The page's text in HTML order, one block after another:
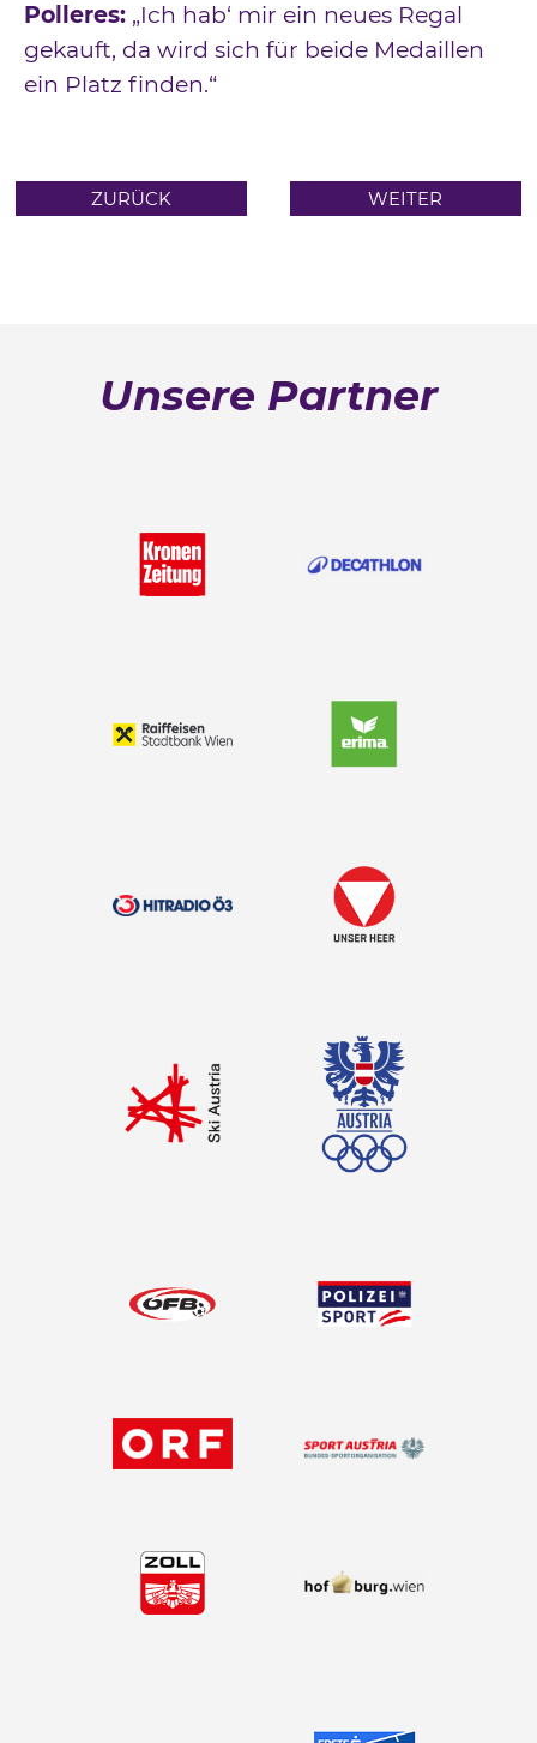
Polleres: „Ich hab‘ mir ein neues Regal
gekauft, da wird sich für beide Medaillen
ein Platz finden.“
ZURÜCK WEITER
Unsere Partner